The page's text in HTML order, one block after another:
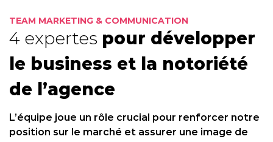
TEAM MARKETING & COMMUNICATION
4 expertes pour développer
le business et la notoriété
de l’agence
L’équipe joue un rôle crucial pour renforcer notre
position sur le marché et assurer une image de